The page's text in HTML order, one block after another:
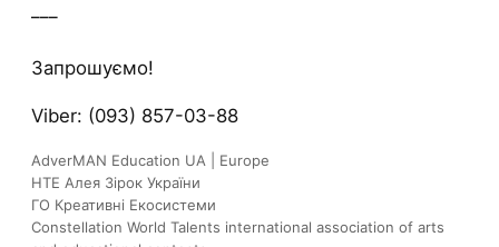
Запрошуємо!
Viber: (093) 857-03-88
AdverMAN Education UA | Europe
НТЕ Алея Зірок України
ГО Креативні Екосистеми
Constellation World Talents international association of arts